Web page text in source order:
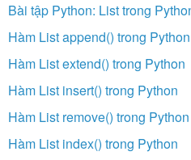
Bài tập Python: List trong
Hàm List append() trong Python
Hàm List extend() trong Python
Hàm List insert() trong Python
Hàm List remove() trong Python
Hàm List index() trong Python